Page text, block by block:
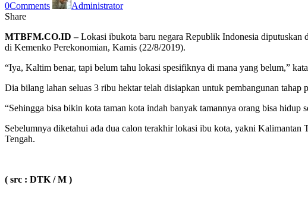
0Comments
Administrator
Share
MTBFM.CO.ID –Lokasi ibukota baru negara Republik Indonesia
di Kemenko Perekonomian, Kamis (22/8/2019).
“Iya, Kaltim benar, tapi belum tahu lokasi spesifiknya di mana yang belum,”
Dia bilang lahan seluas 3 ribu hektar telah disiapkan untuk pembangunan tahap
“Sehingga bisa bikin kota taman kota indah banyak tamannya orang bisa
Sebelumnya diketahui ada dua calon terakhir lokasi ibu kota, yakni
Tengah.
( src : DTK / M )